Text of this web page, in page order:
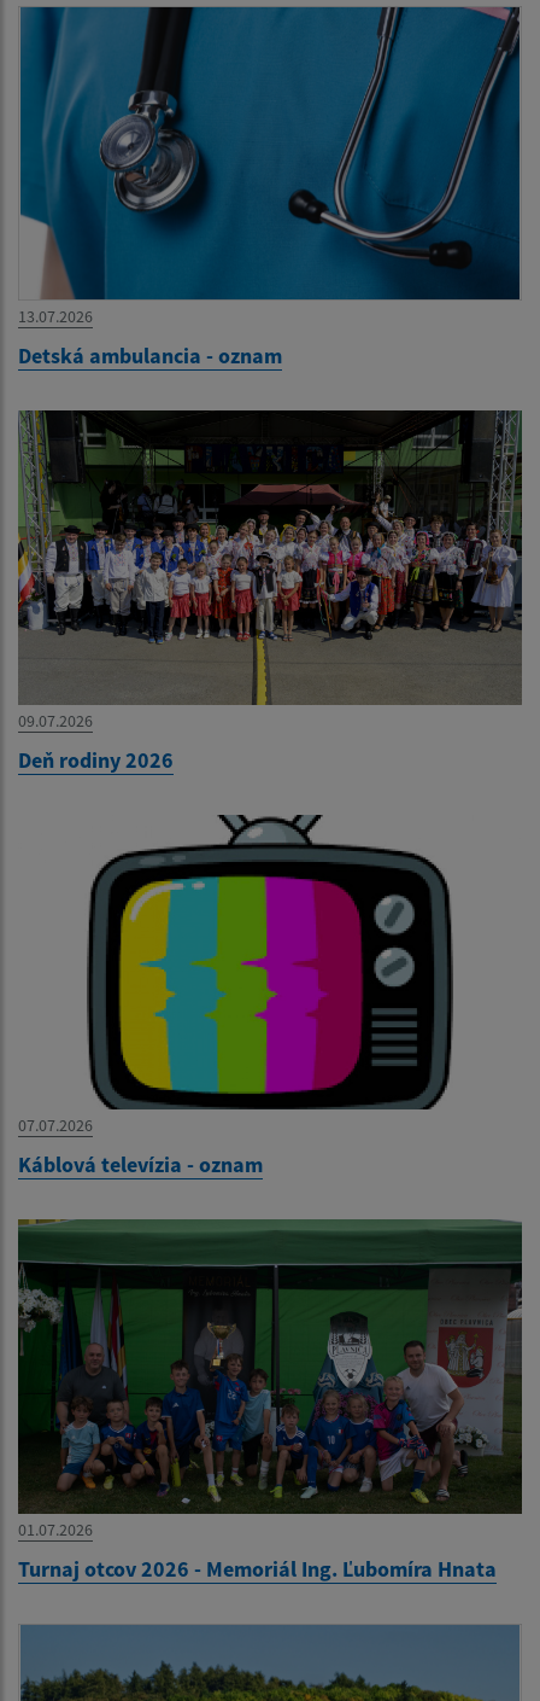
13.07.2026
Detská ambulancia - oznam
09.07.2026
Deň rodiny 2026
07.07.2026
Káblová televízia - oznam
01.07.2026
Turnaj otcov 2026 - Memoriál Ing. Ľubomíra Hnata